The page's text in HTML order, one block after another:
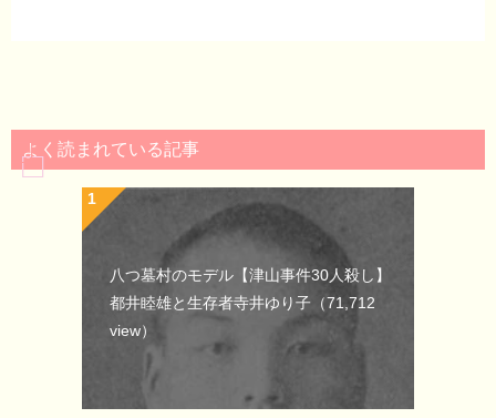
よく読まれている記事
八つ墓村のモデル【津山事件30人殺し】
都井睦雄と生存者寺井ゆり子 （71,712
view）